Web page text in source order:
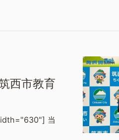
西市教育
当